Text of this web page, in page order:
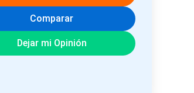
Comparar
Dejar mi Opinión